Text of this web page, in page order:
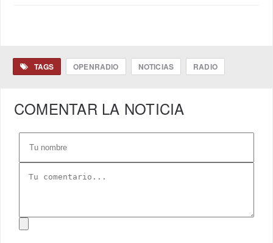
TAGS OPENRADIO NOTICIAS RADIO
COMENTAR LA NOTICIA